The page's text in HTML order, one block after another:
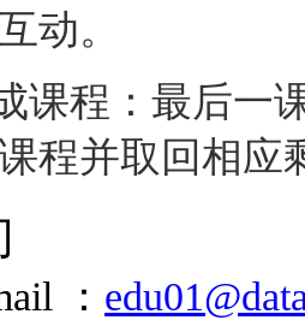
动。
课程：最后一
程并取回相应
：